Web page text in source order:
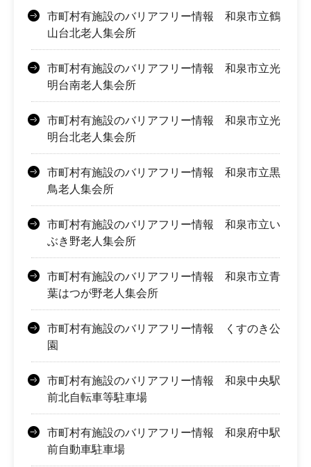
市町村有施設のバリアフリー情報 和泉市立鶴
山台北老人集会所
市町村有施設のバリアフリー情報 和泉市立光
明台南老人集会所
市町村有施設のバリアフリー情報 和泉市立光
明台北老人集会所
市町村有施設のバリアフリー情報 和泉市立黒
鳥老人集会所
市町村有施設のバリアフリー情報 和泉市立い
ぶき野老人集会所
市町村有施設のバリアフリー情報 和泉市立青
葉はつが野老人集会所
市町村有施設のバリアフリー情報 くすのき公
園
市町村有施設のバリアフリー情報 和泉中央駅
前北自転車等駐車場
市町村有施設のバリアフリー情報 和泉府中駅
前自動車駐車場